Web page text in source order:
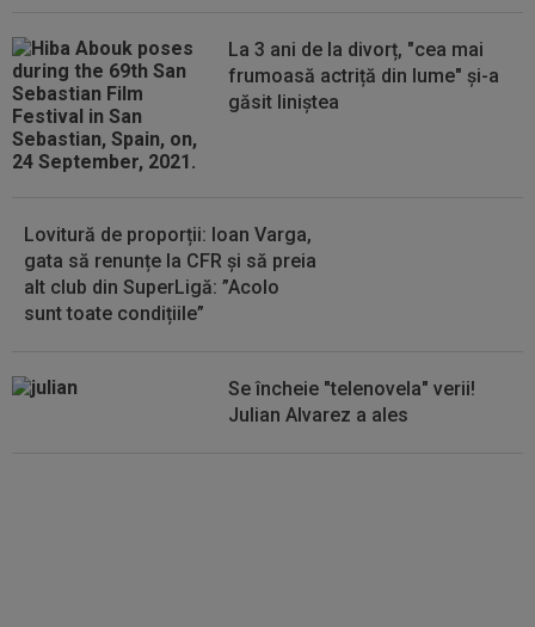
15:18 FOTO
Paula Badosa a îngrijorat pe toată
lumea cu imaginile postate, iar a doua zi a...
La 3 ani de la divorț, "cea mai
frumoasă actriță din lume" și-a
găsit liniștea
Lovitură de proporții: Ioan Varga,
gata să renunțe la CFR și să preia
alt club din SuperLigă: ”Acolo
sunt toate condițiile”
Se încheie "telenovela" verii!
Julian Alvarez a ales